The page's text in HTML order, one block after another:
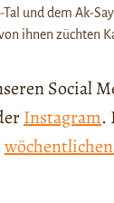
und dem Ak-
ihnen züchten
Social
Instagram.